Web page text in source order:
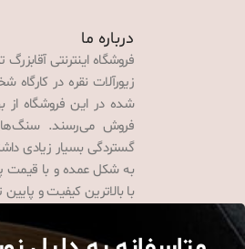
درباره ما
فروشگاه اینترنتی
زیورآلات نقره در
شده در این فروشگاه از
فروش می‌رسند.
گستردگی بسیار زیادی
به شکل عمده و با قیمت
با بالاترین کیفیت و